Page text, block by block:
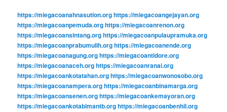
https://miegacoanahnasution.orghttps://miegacoangejayan.org
https://miegacoanpemuda.orghttps://miegacoanrenon.org
https://miegacoansintang.orghttps://miegacoanpulaupramuka.org
https://miegacoanprabumulih.orghttps://miegacoanende.org
https://miegacoanagung.orghttps://miegacoantidore.org
https://miegacoanaceh.orghttps://miegacoanranai.org
https://miegacoankotatahan.orghttps://miegacoanwonosobo.org
https://miegacoanampera.orghttps://miegacoanbinamarga.org
https://miegacoansenen.orghttps://miegacoankemayoran.org
https://miegacoankotabimantb.orghttps://miegacoanbenhil.org